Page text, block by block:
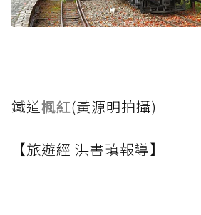
鐵道楓紅(黃源明拍攝)
【旅遊經 洪書瑱報導】